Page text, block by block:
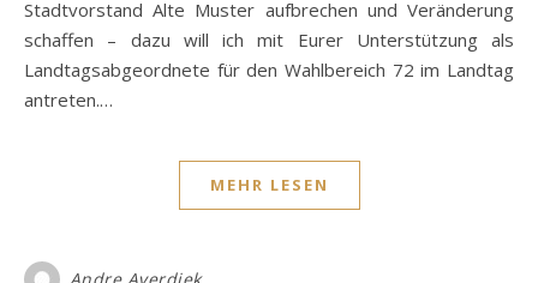
Stadtvorstand Alte Muster aufbrechen und Veränderung
schaffen – dazu will ich mit Eurer Unterstützung als
Landtagsabgeordnete für den Wahlbereich 72 im Landtag
antreten.…
MEHR LESEN